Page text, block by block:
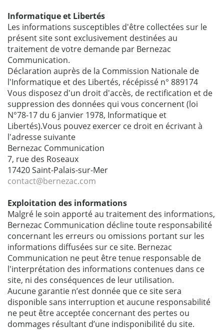
Informatique et Libertés
Les informations susceptibles d'être collectées sur le
présent site sont exclusivement destinées au
traitement de votre demande par Bernezac
Communication.
Déclaration auprès de la Commission Nationale de
l'Informatique et des Libertés, récépissé n° 889174
Vous disposez d'un droit d'accès, de rectification et de
suppression des données qui vous concernent (loi
N°78-17 du 6 janvier 1978, Informatique et
Libertés).Vous pouvez exercer ce droit en écrivant à
l'adresse suivante
Bernezac Communication
7, rue des Roseaux
17420 Saint-Palais-sur-Mer
contact@bernezac.com
Exploitation des informations
Malgré le soin apporté au traitement des informations,
Bernezac Communication décline toute responsabilité
concernant les erreurs ou omissions portant sur les
informations diffusées sur ce site. Bernezac
Communication ne peut être tenue responsable de
l'interprétation des informations contenues dans ce
site, ni des conséquences de leur utilisation.
Aucune garantie n’est donnée que ce site sera
disponible sans interruption et aucune responsabilité
ne peut être acceptée concernant des pertes ou
dommages résultant d’une indisponibilité du site.